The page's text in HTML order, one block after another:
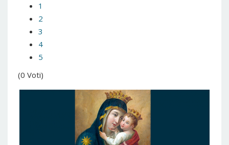
1
2
3
4
5
(0 Voti)